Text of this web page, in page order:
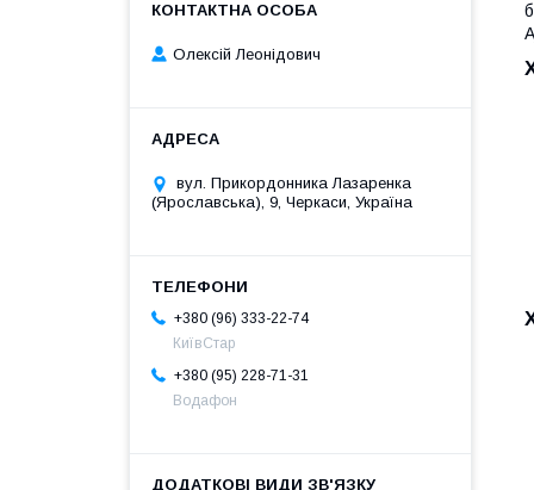
Олексій Леонідович
вул. Прикордонника Лазаренка
(Ярославська), 9, Черкаси, Україна
+380 (96) 333-22-74
КиївСтар
+380 (95) 228-71-31
Водафон